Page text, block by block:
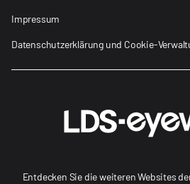
Impressum
Datenschutzerklärung und Cookie-
Entdecken Sie die weiteren Websites